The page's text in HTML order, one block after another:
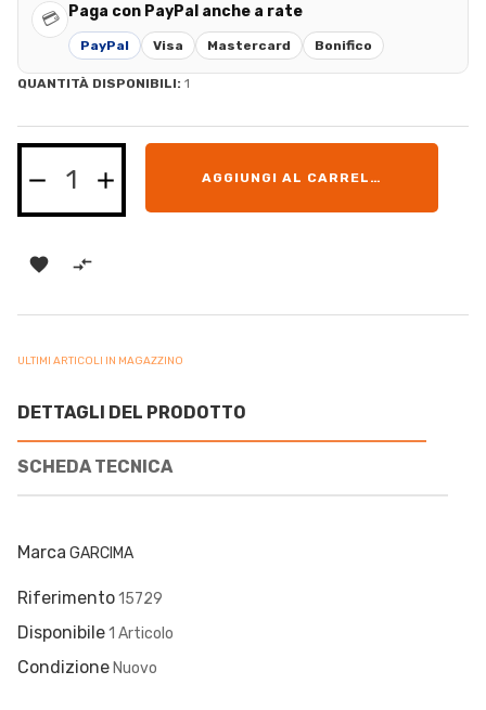
💳 Paga con PayPal anche a rate
PayPal Visa Mastercard Bonifico
QUANTITÀ DISPONIBILI: 1
AGGIUNGI AL CARRELLO
 
ULTIMI ARTICOLI IN MAGAZZINO
DETTAGLI DEL PRODOTTO
SCHEDA TECNICA
Marca GARCIMA
Riferimento15729
Disponibile1 Articolo
Condizione Nuovo